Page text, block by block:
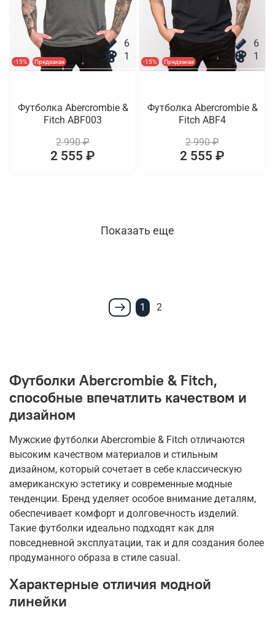
-15% Предзаказ
6
1
Футболка Abercrombie &
Fitch ABF003
2 990 ₽
2 555 ₽
-15% Предзаказ
6
1
Футболка Abercrombie &
Fitch ABF4
2 990 ₽
2 555 ₽
Показать еще
1 2
Футболки Abercrombie & Fitch,
способные впечатлить качеством и
дизайном
Мужские футболки Abercrombie & Fitch отличаются
высоким качеством материалов и стильным
дизайном, который сочетает в себе классическую
американскую эстетику и современные модные
тенденции. Бренд уделяет особое внимание деталям,
обеспечивает комфорт и долговечность изделий.
Такие футболки идеально подходят как для
повседневной эксплуатации, так и для создания более
продуманного образа в стиле casual.
Характерные отличия модной
линейки